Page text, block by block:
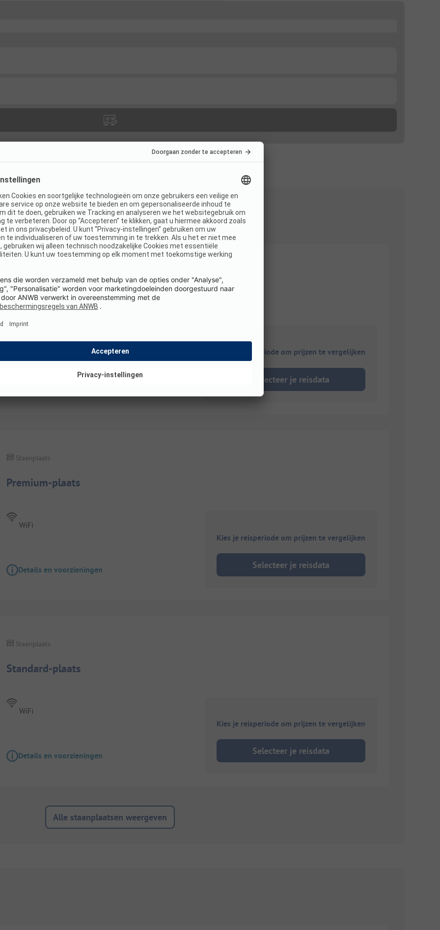
(2)
Standard-plaats – zeezicht
Kies je reisperiode om prijzen te vergelijken
Selecteer je reisdata
Premium-plaats
Staanplaats
WiFi
Details en voorzieningen
Kies je reisperiode om prijzen te vergelijken
Selecteer je reisdata
Standard-plaats
Staanplaats
WiFi
Details en voorzieningen
Kies je reisperiode om prijzen te vergelijken
Selecteer je reisdata
Alle staanplaatsen weergeven